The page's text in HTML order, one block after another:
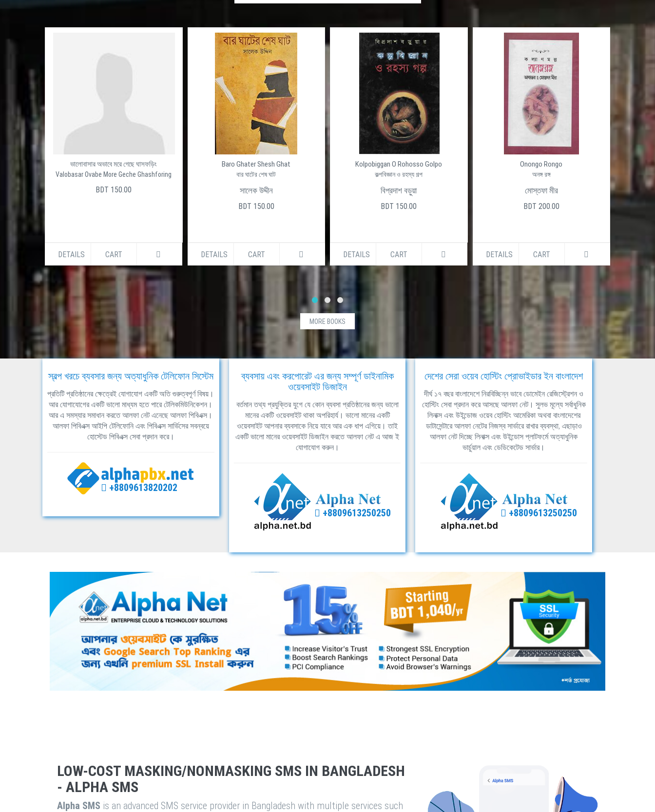
ভালোবাসার অভাবে মরে গেছে ঘাসফড়িং
Valobasar Ovabe More Geche Ghashforing
BDT 150.00
DETAILS CART
Baro Ghater Shesh Ghat
বার ঘাটের শেষ ঘাট
সালেক উদ্দীন
BDT 150.00
DETAILS CART
Kolpobiggan O Rohosso Golpo
কল্পবিজ্ঞান ও রহস্য গল্প
বিপ্রদাশ বড়ুয়া
BDT 150.00
DETAILS CART
Onongo Rongo
অনঙ্গ রঙ্গ
মোস্তফা মীর
BDT 200.00
DETAILS CART
MORE BOOKS
স্বল্প খরচে ব্যবসার জন্য অত্যাধুনিক টেলিফোন সিস্টেম
প্রতিটি প্রতিষ্ঠানের ক্ষেত্রেই যোগাযোগ একটি অতি গুরুত্বপূর্ণ বিষয়।
আর যোগাযোগের একটি ভালো মাধ্যম হতে পারে টেলিকমিউনিকেশন।
আর এ সমস্যার সমাধান করতে আলফা নেট এনেছে আলফা পিবিএক্স।
আলফা পিবিএক্স আইপি টেলিফোনি এবং পিবিএক্স সার্ভিসের সবন্বয়ে
হোস্টেড পিবিএক্স সেবা প্রদান করে।
+8809613820202
ব্যবসায় এবং করপোরেট এর জন্য সম্পূর্ণ ডাইনামিক
ওয়েবসাইট ডিজাইন
বর্তমান তথ্য প্রযুক্তির যুগে যে কোন ব্যবসা প্রতিষ্ঠানের জন্য ভালো
মানের একটি ওয়েবসাইট থাকা অপরিহার্য। ভালো মানের একটি
ওয়েবসাইট আপনার ব্যবসাকে নিয়ে যাবে আর এক ধাপ এগিয়ে। তাই
একটি ভালো মানের ওয়েবসাইট ডিজাইন করতে আলফা নেট এ আজ ই
যোগাযোগ করুন।
+8809613250250
দেশের সেরা ওয়েব হোস্টিং প্রোভাইডার ইন বাংলাদেশ
দীর্ঘ ১৭ বছর বাংলাদেশে নিরবিচ্ছিন্ন ভাবে ডোমেইন রেজিস্ট্রেশন ও
হোস্টিং সেবা প্রদান করে আসছে আলফা নেট। সুলভ মূল্যে সর্বাধুনিক
লিনাক্স এবং উইন্ডোজ ওয়েব হোস্টিং আমেরিকা অথবা বাংলাদেশের
ডাটাসেন্টারে আলফা নেটের নিজস্ব সার্ভারে রাখার ব্যবস্থা, এছাড়াও
আলফা নেট দিচ্ছে লিনাক্স এবং উইন্ডোস প্লাটফর্মে অত্যাধুনিক
ভার্চুয়াল এবং ডেডিকেটেড সার্ভার।
+8809613250250
LOW-COST MASKING/NONMASKING SMS IN BANGLADESH
- ALPHA SMS
Alpha SMS is an advanced SMS service provider in Bangladesh with multiple services such